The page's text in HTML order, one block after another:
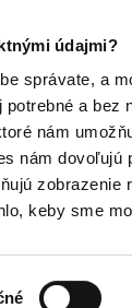
údajmi?
správate, a
a
nám
nám
keby sme